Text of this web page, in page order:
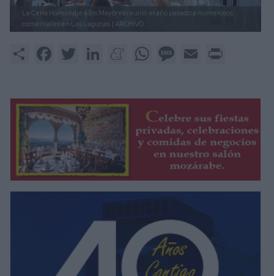
La Cena Homenaje a los Mayores reunió el año pasado a numerosos
comensales en Las Lagunas | ARCHIVO.
Share FacebookTwitter LinkedInMeneameWhatsAppMessage
Email